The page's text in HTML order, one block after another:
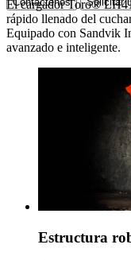
El cargador Toro®
rápido llenado del
Equipado con Sandvik
avanzado e inteligente.
Estructura